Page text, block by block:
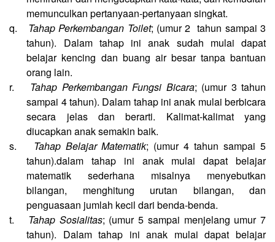
memunculkan pertanyaan-pertanyaan singkat.
q.
Tahap Perkembangan Toilet; (umur 2 tahun sampai 3
tahun). Dalam tahap ini anak sudah mulai dapat
belajar kencing dan buang air besar tanpa bantuan
orang lain.
r.
Tahap Perkembangan Fungsi Bicara; (umur 3 tahun
sampai 4 tahun). Dalam tahap ini anak mulai berbicara
secara jelas dan berarti. Kalimat-kalimat yang
diucapkan anak semakin baik.
s.
Tahap Belajar Matematik; (umur 4 tahun sampai 5
tahun).dalam tahap ini anak mulai dapat belajar
matematik sederhana misalnya menyebutkan
bilangan, menghitung urutan bilangan, dan
penguasaan jumlah kecil dari benda-benda.
t.
Tahap Sosialitas; (umur 5 sampai menjelang umur 7
tahun). Dalam tahap ini anak mulai dapat belajar